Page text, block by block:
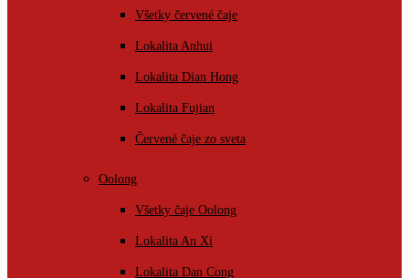
Všetky červené čaje
Lokalita Anhui
Lokalita Dian Hong
Lokalita Fujian
Červené čaje zo sveta
Oolong
Všetky čaje Oolong
Lokalita An Xi
Lokalita Dan Cong